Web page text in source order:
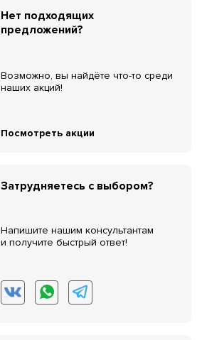
Нет подходящих
предложений?
Возможно, вы найдёте что-то среди
наших акций!
Посмотреть акции
Затрудняетесь с выбором?
Напишите нашим консультантам
и получите быстрый ответ!